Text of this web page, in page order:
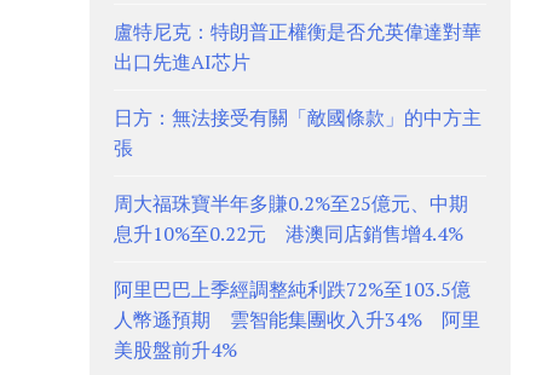
盧特尼克：特朗普正權衡是否允英偉達對華
出口先進AI芯片
日方：無法接受有關「敵國條款」的中方主
張
周大福珠寶半年多賺0.2%至25億元、中期
息升10%至0.22元 港澳同店銷售增4.4%
阿里巴巴上季經調整純利跌72%至103.5億
人幣遜預期 雲智能集團收入升34% 阿里
美股盤前升4%